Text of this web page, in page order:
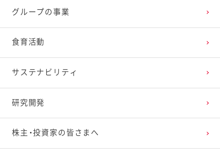
2025年2月
2024年3月
2023年4月
2022年5月
2021年6月
2020年7月
2019年8月
グループの事業
食育活動
サステナビリティ
研究開発
株主・投資家の皆さまへ